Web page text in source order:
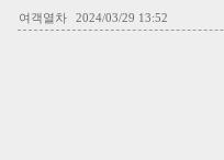
여객열차 2024/03/29 13:52